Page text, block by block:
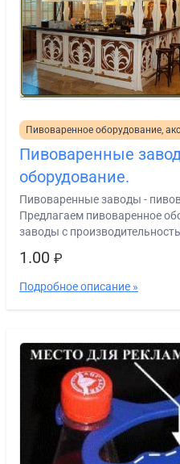
Пивоваренное оборудование,
Пивоваренные
оборудование.
Пивоваренные заводы -
Предлагаем пивоваренное
заводы с
1.00 ₽
Подробное описание »